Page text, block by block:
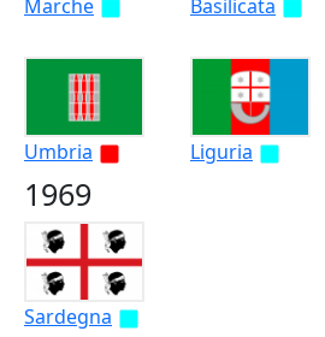
Marche Basilicata
Umbria Liguria
1969
Sardegna